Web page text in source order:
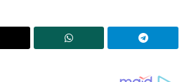
ചെയ്തു. തുടർന്നുള്ള
പിടികൂടിയത്.